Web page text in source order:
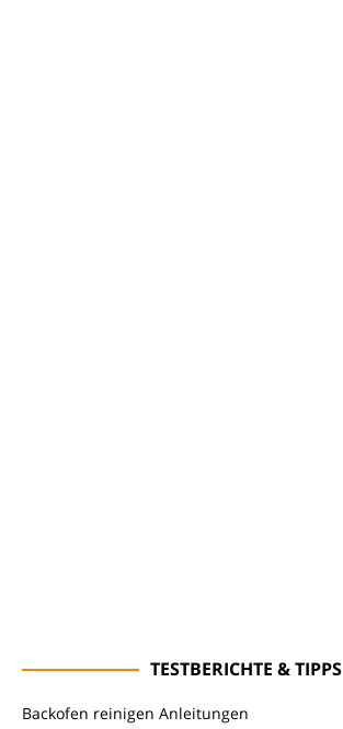
TESTBERICHTE & TIPPS
Backofen reinigen Anleitungen